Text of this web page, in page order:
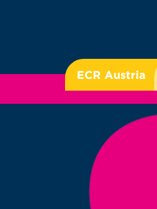
ECR Austria